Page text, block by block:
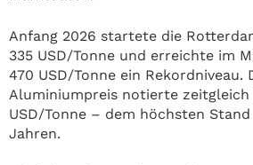
Anfang 2026 startete die
335 USD/Tonne und erreichte im
470 USD/Tonne ein Rekordniveau.
Aluminiumpreis notierte zeitgleich
USD/Tonne – dem höchsten
Jahren.